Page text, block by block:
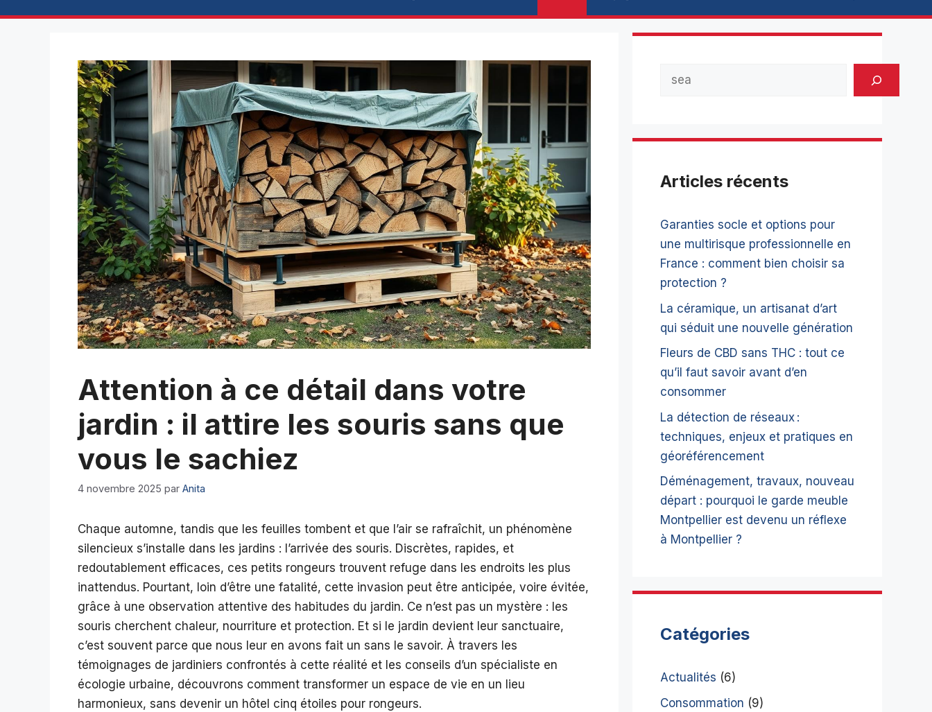
Attention à ce détail dans votre
jardin : il attire les souris sans que
vous le sachiez
4 novembre 2025 par Anita
Chaque automne, tandis que les feuilles tombent et que l’air se rafraîchit, un phénomène
silencieux s’installe dans les jardins : l’arrivée des souris. Discrètes, rapides, et
redoutablement efficaces, ces petits rongeurs trouvent refuge dans les endroits les plus
inattendus. Pourtant, loin d’être une fatalité, cette invasion peut être anticipée, voire évitée,
grâce à une observation attentive des habitudes du jardin. Ce n’est pas un mystère : les
souris cherchent chaleur, nourriture et protection. Et si le jardin devient leur sanctuaire,
c’est souvent parce que nous leur en avons fait un sans le savoir. À travers les
témoignages de jardiniers confrontés à cette réalité et les conseils d’un spécialiste en
écologie urbaine, découvrons comment transformer un espace de vie en un lieu
harmonieux, sans devenir un hôtel cinq étoiles pour rongeurs.
Articles récents
Garanties socle et options pour
une multirisque professionnelle en
France : comment bien choisir sa
protection ?
La céramique, un artisanat d’art
qui séduit une nouvelle génération
Fleurs de CBD sans THC : tout ce
qu’il faut savoir avant d’en
consommer
La détection de réseaux :
techniques, enjeux et pratiques en
géoréférencement
Déménagement, travaux, nouveau
départ : pourquoi le garde meuble
Montpellier est devenu un réflexe
à Montpellier ?
Catégories
Actualités (6)
Consommation (9)